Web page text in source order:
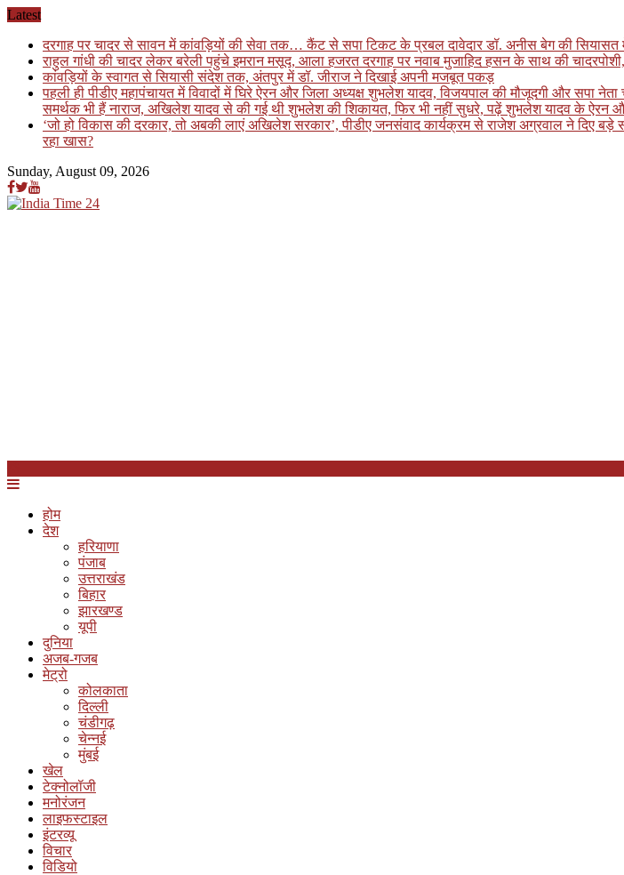
Skip
content
Latest
दरगाह पर चादर से सावन में कांवड़ियों की सेवा तक… कैंट से सपा टिकट के प्रबल दावेदार डॉ. अनीस बेग की सियासत
राहुल गांधी की चादर लेकर बरेली पहुंचे इमरान मसूद, आला हजरत दरगाह पर नवाब मुजाहिद हसन के साथ की
कांवड़ियों के स्वागत से सियासी संदेश तक, अंतपुर में डॉ. जीराज ने दिखाई अपनी मजबूत पकड़
पहली ही पीडीए महापंचायत में विवादों में घिरे ऐरन और जिला अध्यक्ष शुभलेश यादव, विजयपाल की मौजूदगी और सपा
समर्थक भी हैं नाराज, अखिलेश यादव से की गई थी शुभलेश की शिकायत, फिर भी नहीं सुधरे, पढ़ें शुभलेश यादव के ऐरन
‘जो हो विकास की दरकार, तो अबकी लाएं अखिलेश सरकार’, पीडीए जनसंवाद कार्यक्रम से राजेश अग्रवाल ने दिए
रहा खास?
Sunday, August 09, 2026
होम
देश
हरियाणा
पंजाब
उत्तराखंड
बिहार
झारखण्ड
यूपी
दुनिया
अजब-गजब
मेट्रो
कोलकाता
दिल्ली
चंडीगढ़
चेन्नई
मुंबई
खेल
टेक्नोलॉजी
मनोरंजन
लाइफस्टाइल
इंटरव्यू
विचार
विडियो